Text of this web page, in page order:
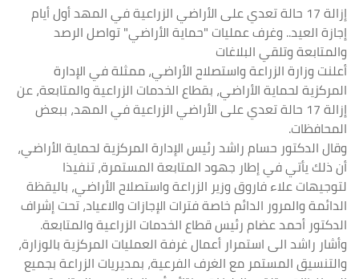
إزالة 17 حالة تعدي على الأراضي الزراعية في المهد أول أيام
إجازة العيد.. وغرف عمليات "حماية الأراضي" تواصل الرصد
والمتابعة وتلقي البلاغات
أعلنت وزارة الزراعة واستصلاح الأراضي، ممثلة في الإدارة
المركزية لحماية الأراضي، بقطاع الخدمات الزراعية والمتابعة، عن
إزالة 17 حالة تعدي على الأراضي الزراعية في المهد، ببعض
المحافظات.
وقال الدكتور حسام راشد رئيس الإدارة المركزية لحماية الأراضي،
أن ذلك يأتي في إطار جهود المتابعة المستمرة، تنفيذا
لتوجيهات علاء فاروق وزير الزراعة واستصلاح الأراضي، باليقظة
الدائمة والمرور الدائم خاصة فترات الإجازات والاعياد، تحت إشراف
الدكتور أحمد عضام رئيس قطاع الخدمات الزراعية والمتابعة.
وأشار راشد الى استمرار أعمال غرفة العمليات المركزية بالوزارة،
والتنسيق المستمر مع الغرف الفرعية، بمديريات الزراعة بجميع